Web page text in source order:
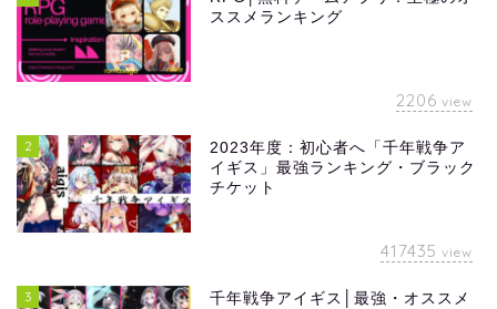
ススメランキング
2206 view
2
2023年度：初心者へ「千年戦争ア
イギス」最強ランキング・ブラック
チケット
417435 view
3
千年戦争アイギス│最強・オススメ